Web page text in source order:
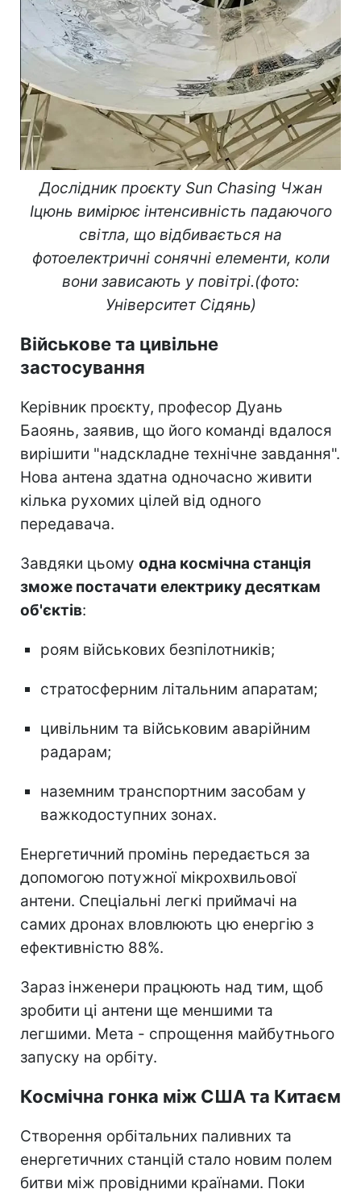
Дослідник проєкту Sun Chasing Чжан
Іцюнь вимірює інтенсивність падаючого
світла, що відбивається на
фотоелектричні сонячні елементи, коли
вони зависають у повітрі.(фото:
Університет Сідянь)
Військове та цивільне
застосування
Керівник проєкту, професор Дуань
Баоянь, заявив, що його команді вдалося
вирішити "надскладне технічне завдання".
Нова антена здатна одночасно живити
кілька рухомих цілей від одного
передавача.
Завдяки цьому одна космічна станція
зможе постачати електрику десяткам
об'єктів:
роям військових безпілотників;
стратосферним літальним апаратам;
цивільним та військовим аварійним
радарам;
наземним транспортним засобам у
важкодоступних зонах.
Енергетичний промінь передається за
допомогою потужної мікрохвильової
антени. Спеціальні легкі приймачі на
самих дронах вловлюють цю енергію з
ефективністю 88%.
Зараз інженери працюють над тим, щоб
зробити ці антени ще меншими та
легшими. Мета - спрощення майбутнього
запуску на орбіту.
Космічна гонка між США та Китаєм
Створення орбітальних паливних та
енергетичних станцій стало новим полем
битви між провідними країнами. Поки